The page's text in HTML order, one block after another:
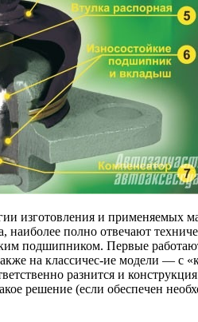
изготовления и применяемых
наиболее полно отвечают
подшипником. Первые
на классичес-ие модели — с
разнится и
решение (если обеспечен